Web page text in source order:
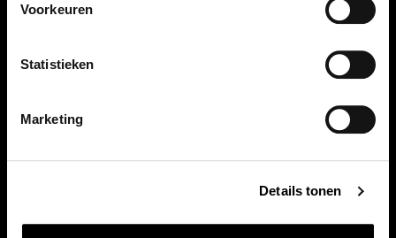
Voorkeuren
Statistieken
Marketing
Details tonen
2025
Vermogen